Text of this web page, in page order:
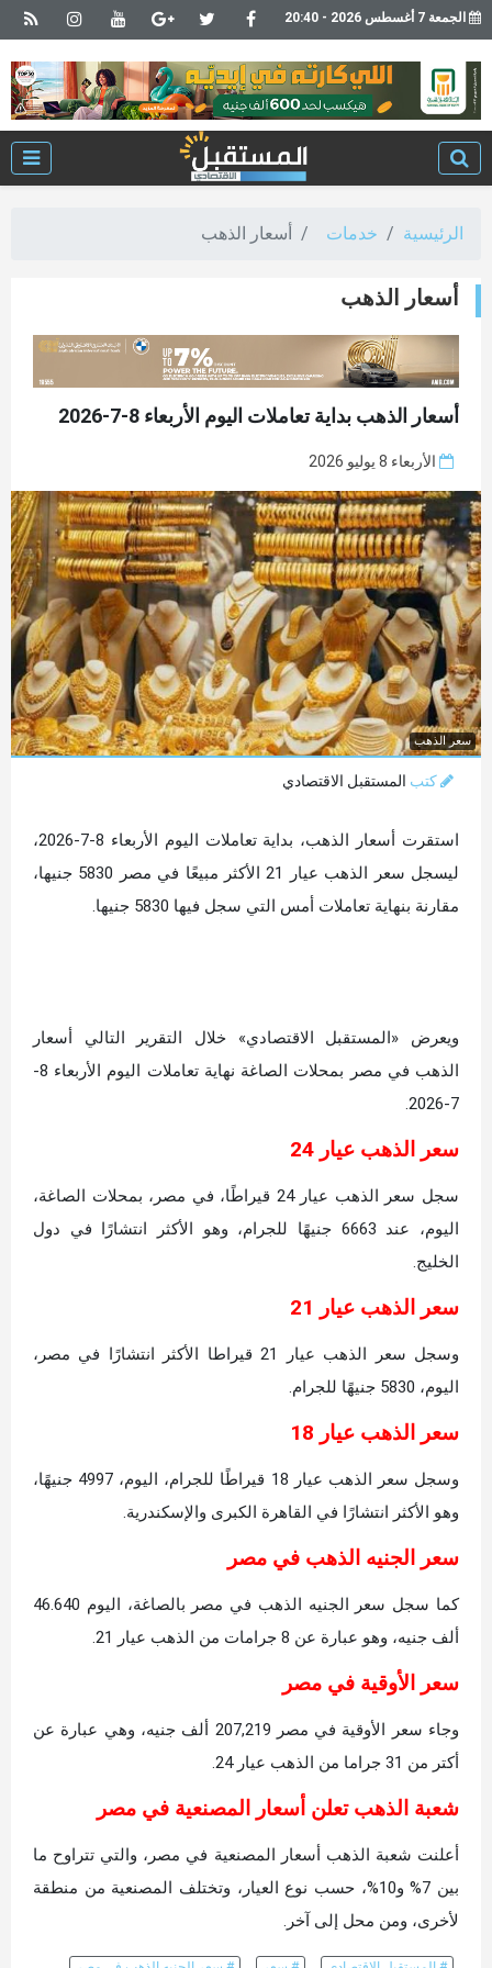
الجمعة 7 أغسطس 2026 - 20:40
الرئيسية خدمات أسعار الذهب
أسعار الذهب
أسعار الذهب بداية تعاملات اليوم الأربعاء 8-7-2026
الأربعاء 8 يوليو 2026
سعر الذهب
كتب المستقبل الاقتصادي
استقرت أسعار الذهب، بداية تعاملات اليوم الأربعاء 8-7-2026،
ليسجل سعر الذهب عيار 21 الأكثر مبيعًا في مصر 5830 جنيها،
مقارنة بنهاية تعاملات أمس التي سجل فيها 5830 جنيها.
ويعرض «المستقبل الاقتصادي» خلال التقرير التالي أسعار
الذهب في مصر بمحلات الصاغة نهاية تعاملات اليوم الأربعاء 8-
7-2026.
سعر الذهب عيار 24
سجل سعر الذهب عيار 24 قيراطًا، في مصر، بمحلات الصاغة،
اليوم، عند 6663 جنيهًا للجرام، وهو الأكثر انتشارًا في دول
الخليج.
سعر الذهب عيار 21
وسجل سعر الذهب عيار 21 قيراطا الأكثر انتشارًا في مصر،
اليوم، 5830 جنيهًا للجرام.
سعر الذهب عيار 18
وسجل سعر الذهب عيار 18 قيراطًا للجرام، اليوم، 4997 جنيهًا،
وهو الأكثر انتشارًا في القاهرة الكبرى والإسكندرية.
سعر الجنيه الذهب في مصر
كما سجل سعر الجنيه الذهب في مصر بالصاغة، اليوم 46.640
ألف جنيه، وهو عبارة عن 8 جرامات من الذهب عيار 21.
سعر الأوقية في مصر
وجاء سعر الأوقية في مصر 207,219 ألف جنيه، وهي عبارة عن
أكتر من 31 جراما من الذهب عيار 24.
شعبة الذهب تعلن أسعار المصنعية في مصر
أعلنت شعبة الذهب أسعار المصنعية في مصر، والتي تتراوح ما
بين 7% و10%، حسب نوع العيار، وتختلف المصنعية من منطقة
لأخرى، ومن محل إلى آخر.